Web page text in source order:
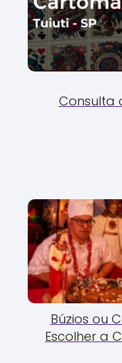
Consulta
Búzios ou
Escolher a